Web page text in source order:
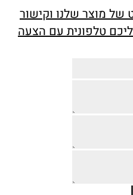
של מוצר שלנו וקישור
טלפונית עם הצעה